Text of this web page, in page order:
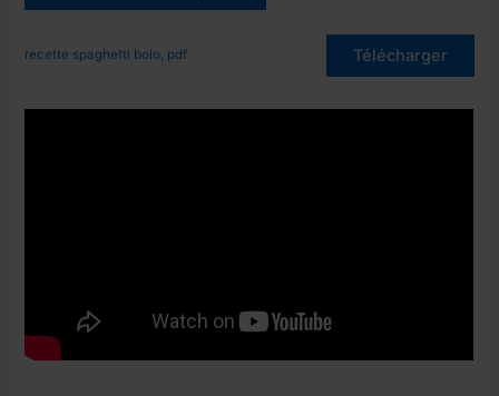
recette spaghetti bolo, pdf Télécharger